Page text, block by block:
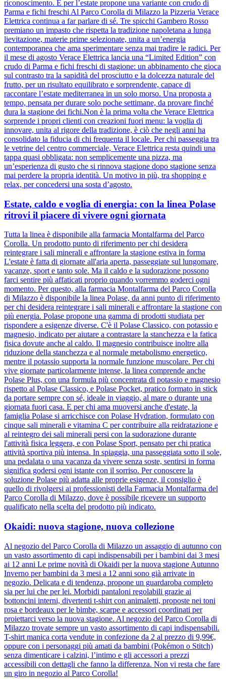
riconoscimento. E per l’estate propone una variante con crudo di
Parma e fichi freschi Al Parco Corolla di Milazzo la Pizzeria Verace
Elettrica continua a far parlare di sé. Tre spicchi Gambero Rosso
premiano un impasto che rispetta la tradizione napoletana a lunga
lievitazione, materie prime selezionate, unita a un’energia
contemporanea che ama sperimentare senza mai tradire le radici. Per
il mese di agosto Verace Elettrica lancia una “Limited Edition” con
crudo di Parma e fichi freschi di stagione: un abbinamento che gioca
sul contrasto tra la sapidità del prosciutto e la dolcezza naturale del
frutto, per un risultato equilibrato e sorprendente, capace di
raccontare l’estate mediterranea in un solo morso. Una proposta a
tempo, pensata per durare solo poche settimane, da provare finché
dura la stagione dei fichi.Non è la prima volta che Verace Elettrica
sorprende i propri clienti con creazioni fuori menu: la voglia di
innovare, unita al rigore della tradizione, è ciò che negli anni ha
consolidato la fiducia di chi frequenta il locale. Per chi passeggia tra
le vetrine del centro commerciale, Verace Elettrica resta quindi una
tappa quasi obbligata: non semplicemente una pizza, ma
un’esperienza di gusto che si rinnova stagione dopo stagione senza
mai perdere la propria identità. Un motivo in più, tra shopping e
relax, per concedersi una sosta d’agosto.
Estate, caldo e voglia di energia: con la linea Polase
ritrovi il piacere di vivere ogni giornata
Tutta la linea è disponibile alla farmacia Montalfarma del Parco
Corolla. Un prodotto punto di riferimento per chi desidera
reintegrare i sali minerali e affrontare la stagione estiva in forma
L'estate è fatta di giornate all'aria aperta, passeggiate sul lungomare,
vacanze, sport e tanto sole. Ma il caldo e la sudorazione possono
farci sentire più affaticati proprio quando vorremmo goderci ogni
momento. Per questo, alla farmacia Montalfarma del Parco Corolla
di Milazzo è disponibile la linea Polase, da anni punto di riferimento
per chi desidera reintegrare i sali minerali e affrontare la stagione con
più energia. Polase propone una gamma di prodotti studiata per
rispondere a esigenze diverse. C'è il Polase Classico, con potassio e
magnesio, indicato per aiutare a contrastare la stanchezza e la fatica
fisica dovute anche al caldo. Il magnesio contribuisce inoltre alla
riduzione della stanchezza e al normale metabolismo energetico,
mentre il potassio supporta la normale funzione muscolare. Per chi
vive giornate particolarmente intense, la linea comprende anche
Polase Plus, con una formula più concentrata di potassio e magnesio
rispetto al Polase Classico, e Polase Pocket, pratico formato in stick
da portare sempre con sé, ideale in viaggio, al mare o durante una
giornata fuori casa. E per chi ama muoversi anche d'estate, la
famiglia Polase si arricchisce con Polase Hydration, formulato con
cinque sali minerali e vitamina C per contribuire alla reidratazione e
al reintegro dei sali minerali persi con la sudorazione durante
l'attività fisica leggera, e con Polase Sport, pensato per chi pratica
attività sportiva più intensa. In spiaggia, una passeggiata sotto il sole,
una pedalata o una vacanza da vivere senza soste, sentirsi in forma
significa godersi ogni istante con il sorriso. Per conoscere la
soluzione Polase più adatta alle proprie esigenze, il consiglio è
quello di rivolgersi ai professionisti della Farmacia Montalfarma del
Parco Corolla di Milazzo, dove è possibile ricevere un supporto
qualificato nella scelta del prodotto più indicato.
Okaidi: nuova stagione, nuova collezione
Al negozio del Parco Corolla di Milazzo un assaggio di autunno con
un vasto assortimento di capi indispensabili per i bambini dai 3 mesi
ai 12 anni Le prime novità di Okaidi per la nuova stagione Autunno
Inverno per bambini da 3 mesi a 12 anni sono già arrivate in
negozio. Delicata e di tendenza, propone un guardaroba completo
sia per lui che per lei. Morbidi pantaloni regolabili grazie ai
bottoncini interni, divertenti t-shirt con animaletti, proposte nei toni
rosa e bordeaux per le bimbe, scarpe e accessori coordinati per
proiettarci verso la nuova stagione. Al negozio del Parco Corolla di
Milazzo trovate sempre un vasto assortimento di capi indispensabili.
T-shirt manica corta vendute in confezione da 2 al prezzo di 9,99€,
oppure con i personaggi più amati da bambini (Pokémon o Stitch)
senza dimenticare i calzini, l’intimo e gli accessori a prezzi
accessibili con dettagli che fanno la differenza. Non vi resta che fare
un giro in negozio al Parco Corolla!